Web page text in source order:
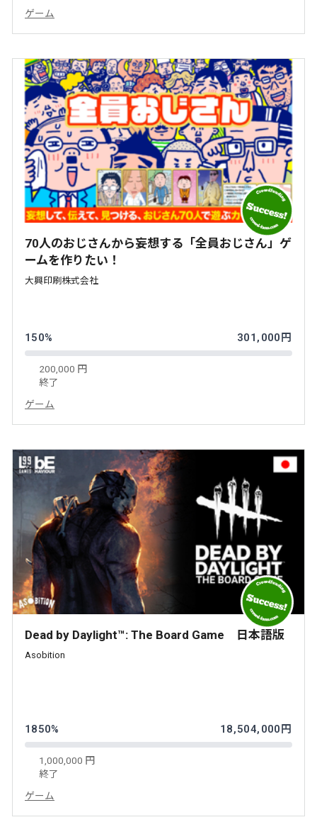
ゲーム
70人のおじさんから妄想する「全員おじさん」ゲ
ームを作りたい！
大興印刷株式会社
150% 301,000円
200,000 円
終了
ゲーム
Dead by Daylight™: The Board Game 日本語版
Asobition
1850% 18,504,000円
1,000,000 円
終了
ゲーム